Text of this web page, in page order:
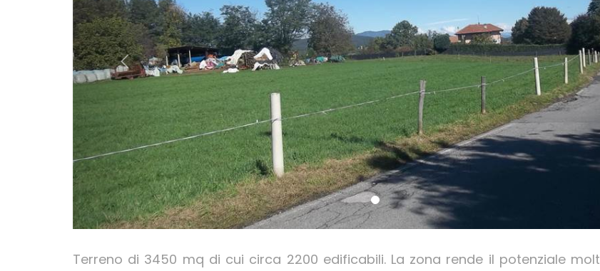
Terreno di 3450 mq di cui circa 2200 edificabili. La zona rende il potenziale